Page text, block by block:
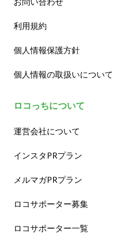
利用規約
個人情報保護方針
個人情報の取扱いについて
ロコっちについて
運営会社について
インスタPRプラン
メルマガPRプラン
ロコサポーター募集
ロコサポーター一覧